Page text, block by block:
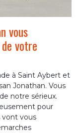
vous
votre
à Saint Aybert et
Jonathan. Vous
notre sérieux.
pour
vont vous